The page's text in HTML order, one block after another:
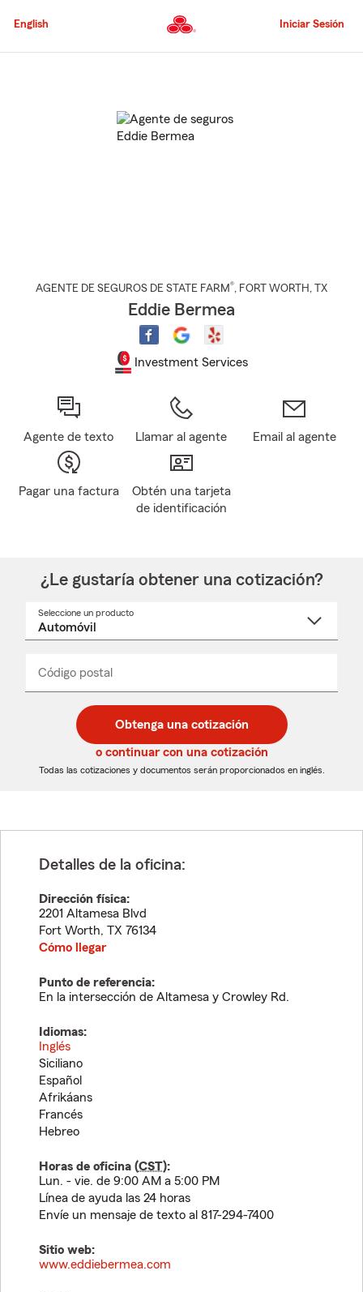
al
principal
English Iniciar Sesión
AGENTE DE SEGUROS DE STATE FARM®, FORT WORTH , TX
Eddie Bermea
Investment Services
Agente de texto Llamar al agente Email al agente
Pagar una factura
Obtén una tarjeta
de identificación
¿Le gustaría obtener una cotización?
Seleccione un producto
desplegable
Código postal
de
5
dígitos
de
5
dígitos
_____
Obtenga una cotización
o continuar con una cotización
Todas las cotizaciones y documentos serán proporcionados en inglés.
Detalles de la oficina:
Dirección física:
2201 Altamesa Blvd
Fort Worth, TX 76134
Cómo llegar
Punto de referencia:
En la intersección de Altamesa y Crowley Rd.
Idiomas:
Inglés
Siciliano
Español
Afrikáans
Francés
Hebreo
Horas de oficina (CST):
Lun. - vie. de 9:00 AM a 5:00 PM
Línea de ayuda las 24 horas
Envíe un mensaje de texto al 817-294-7400
Sitio web:
www.eddiebermea.com